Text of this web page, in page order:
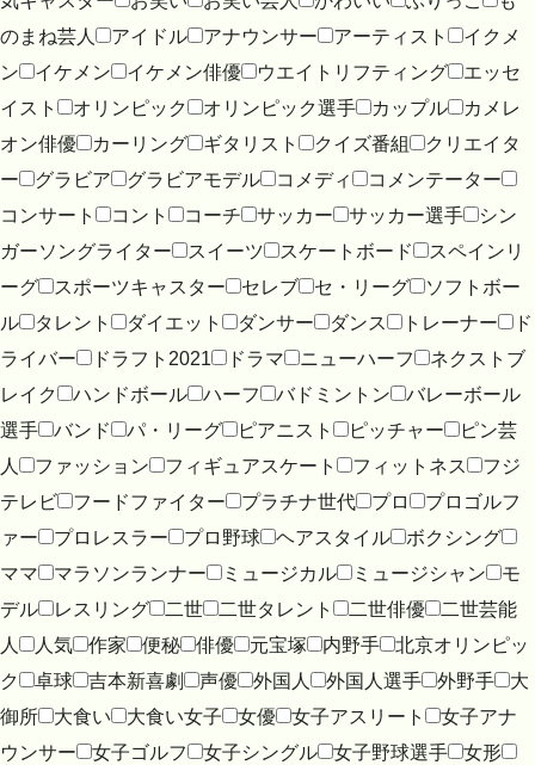
のまね芸人
アイドル アナウンサー アーティスト
イクメ
ン
イケメン イケメン俳優 ウエイトリフティング
エッセ
イスト
オリンピック オリンピック選手 カップル
カメレ
オン俳優
カーリング ギタリスト クイズ番組
クリエイタ
ー
グラビア グラビアモデル コメディ
コメンテーター
コンサート
コント コーチ サッカー サッカー選手
シン
ガーソングライター
スイーツ スケートボード
スペインリ
ーグ
スポーツキャスター セレブ セ・リーグ
ソフトボー
ル
タレント ダイエット ダンサー ダンス トレーナー
ド
ライバー
ドラフト2021 ドラマ ニューハーフ
ネクストブ
レイク
ハンドボール ハーフ バドミントン
バレーボール
選手
バンド パ・リーグ ピアニスト ピッチャー
ピン芸
人
ファッション フィギュアスケート フィットネス
フジ
テレビ
フードファイター プラチナ世代 プロ
プロゴルフ
ァー
プロレスラー プロ野球 ヘアスタイル
ボクシング
ママ
マラソンランナー ミュージカル ミュージシャン
モ
デル
レスリング 二世 二世タレント 二世俳優
二世芸能
人
人気 作家 便秘 俳優 元宝塚 内野手
北京オリンピッ
ク
卓球 吉本新喜劇 声優 外国人 外国人選手 外野手
大
御所
大食い 大食い女子 女優 女子アスリート
女子アナ
ウンサー
女子ゴルフ 女子シングル 女子野球選手
女形